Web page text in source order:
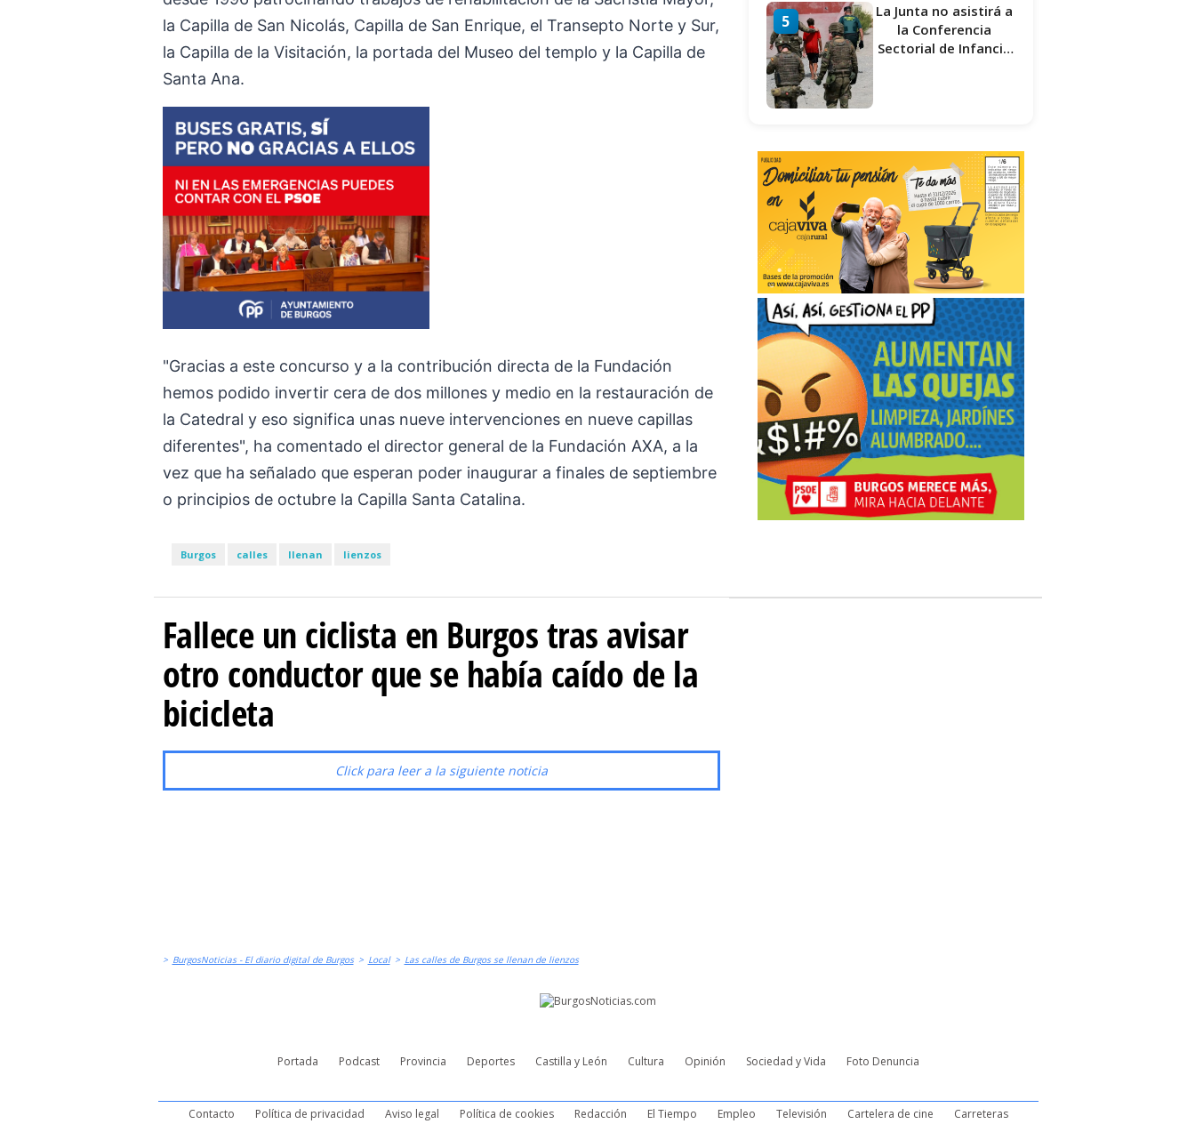
la Capilla de San Nicolás, Capilla de San Enrique, el Transepto Norte y Sur,
la Capilla de la Visitación, la portada del Museo del templo y la Capilla de
Santa Ana.
"Gracias a este concurso y a la contribución directa de la Fundación
hemos podido invertir cera de dos millones y medio en la restauración de
la Catedral y eso significa unas nueve intervenciones en nueve capillas
diferentes", ha comentado el director general de la Fundación AXA, a la
vez que ha señalado que esperan poder inaugurar a finales de septiembre
o principios de octubre la Capilla Santa Catalina.
Burgos calles llenan lienzos
5
La Junta no asistirá a
la Conferencia
Sectorial de Infancia
Fallece un ciclista en Burgos tras avisar
otro conductor que se había caído de la
bicicleta
Click para leer a la siguiente noticia
> BurgosNoticias - El diario digital de Burgos > Local > Las calles de Burgos se llenan de lienzos
Portada Podcast Provincia Deportes Castilla y León Cultura Opinión Sociedad y Vida Foto Denuncia
Contacto Política de privacidad Aviso legal Política de cookies Redacción El Tiempo Empleo Televisión Cartelera de cine Carreteras